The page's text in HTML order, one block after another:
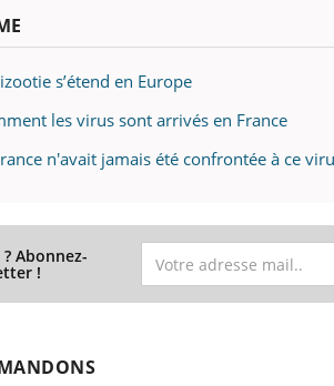
s’étend en Europe
les virus sont arrivés en France
n'avait jamais été confrontée à ce
Abonnez-
!
prévenir